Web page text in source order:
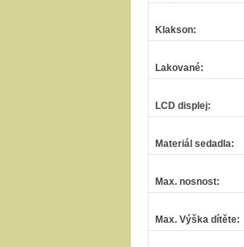
Klakson:
Lakované:
LCD displej:
Materiál sedadla:
Max. nosnost:
Max. Výška dítěte: